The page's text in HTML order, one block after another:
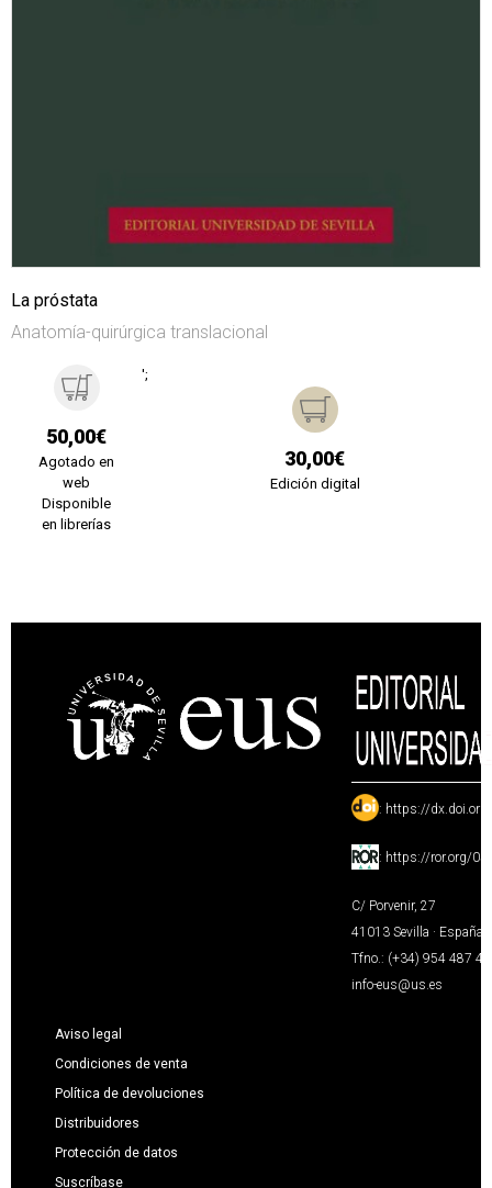
La próstata
Anatomía-quirúrgica translacional
50,00€
Agotado en
web
Disponible
en librerías
';
30,00€
Edición digital
: https://
: https://ror.org/
C/ Porvenir, 27
41013 Sevilla · España
Tfno.: (+34) 954 487
info-eus@us.es
Aviso legal
Condiciones de venta
Política de devoluciones
Distribuidores
Protección de datos
Suscríbase